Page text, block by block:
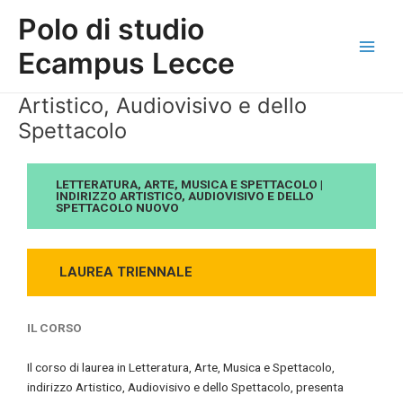
Polo di studio
Ecampus Lecce
Artistico, Audiovisivo e dello
Spettacolo
LETTERATURA, ARTE, MUSICA E SPETTACOLO |
INDIRIZZO ARTISTICO, AUDIOVISIVO E DELLO
SPETTACOLO NUOVO
LAUREA TRIENNALE
IL CORSO
Il corso di laurea in Letteratura, Arte, Musica e Spettacolo,
indirizzo Artistico, Audiovisivo e dello Spettacolo, presenta